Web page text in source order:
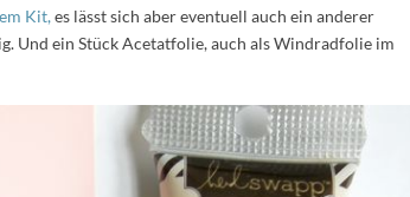
Kit,es lässt sich aber eventuell auch ein anderer
Und ein Stück Acetatfolie, auch als Windradfolie im